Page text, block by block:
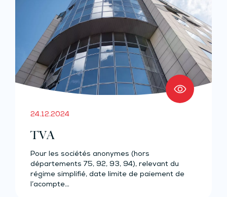
24.12.2024
TVA
Pour les sociétés anonymes (hors
départements 75, 92, 93, 94), relevant du
régime simplifié, date limite de paiement de
l’acompte…